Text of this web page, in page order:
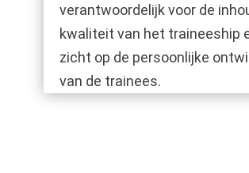
verantwoordelijk voor de
kwaliteit van het traineeship
zicht op de persoonlijke
van de trainees.